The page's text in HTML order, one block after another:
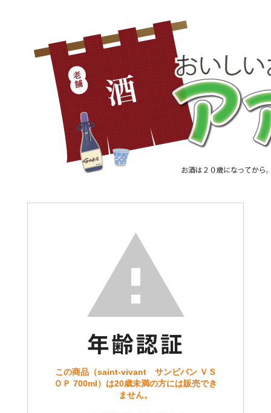
この商品（saint-vivant サンビバン ＶＳ
ＯＰ 700ml）は20歳未満の方には販売でき
ません。